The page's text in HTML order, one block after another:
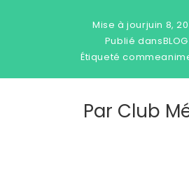
Mise à jourjuin 8,
Publié dansBLOG
Étiqueté comme
Par Club